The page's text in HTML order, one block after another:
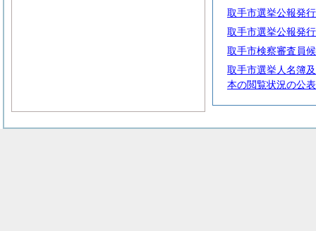
取手市選挙公報発
取手市選挙公報発
取手市検察審査員
取手市選挙人名簿
本の閲覧状況の公